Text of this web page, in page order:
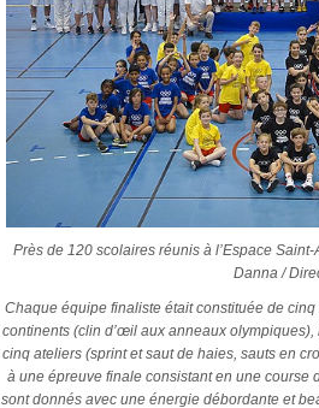
Près de 120 scolaires réunis à l’Espace
Danna /
Chaque équipe finaliste était constituée de
continents (clin d’œil aux anneaux
cinq ateliers (sprint et saut de haies, sauts en
à une épreuve finale consistant en une course
sont donnés avec une énergie débordante et